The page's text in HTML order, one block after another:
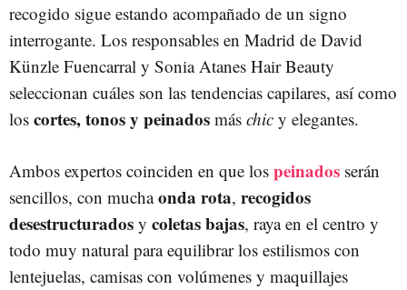
recogido sigue estando acompañado de un signo
interrogante. Los responsables en Madrid de David
Künzle Fuencarral y Sonia Atanes Hair Beauty
seleccionan cuáles son las tendencias capilares, así como
los cortes, tonos y peinados más chic y elegantes.
Ambos expertos coinciden en que los peinados serán
sencillos, con muchaonda rota, recogidos
desestructurados y coletas bajas, raya en el centro y
todo muy natural para equilibrar los estilismos con
lentejuelas, camisas con volúmenes y maquillajes